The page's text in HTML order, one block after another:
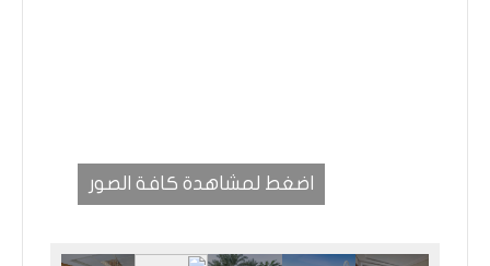
اضغط لمشاهدة كافة الصور